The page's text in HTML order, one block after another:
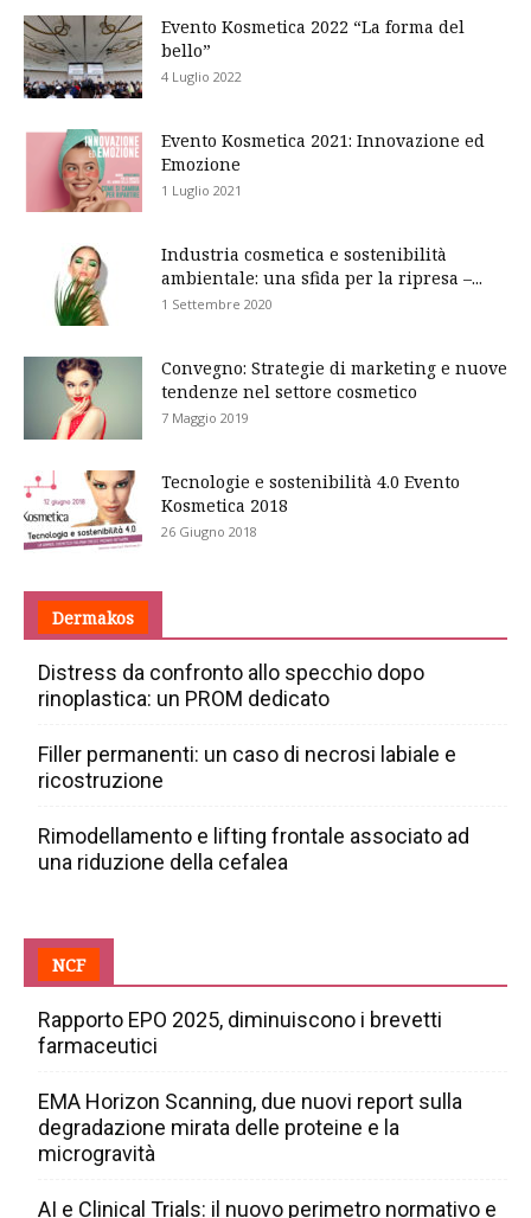
Evento Kosmetica 2022 “La forma del
bello”
4 Luglio 2022
Evento Kosmetica 2021: Innovazione ed
Emozione
1 Luglio 2021
Industria cosmetica e sostenibilità
ambientale: una sfida per la ripresa –...
1 Settembre 2020
Convegno: Strategie di marketing e nuove
tendenze nel settore cosmetico
7 Maggio 2019
Tecnologie e sostenibilità 4.0 Evento
Kosmetica 2018
26 Giugno 2018
Dermakos
Distress da confronto allo specchio dopo
rinoplastica: un PROM dedicato
Filler permanenti: un caso di necrosi labiale e
ricostruzione
Rimodellamento e lifting frontale associato ad
una riduzione della cefalea
NCF
Rapporto EPO 2025, diminuiscono i brevetti
farmaceutici
EMA Horizon Scanning, due nuovi report sulla
degradazione mirata delle proteine e la
microgravità
AI e Clinical Trials: il nuovo perimetro normativo e